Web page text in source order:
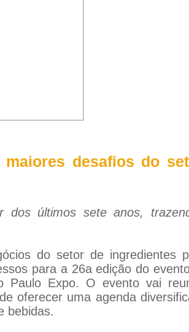
desafios do
dos últimos sete anos,
do setor de ingredientes
para a 26a edição do
Paulo Expo. O evento vai
oferecer uma agenda
bebidas.